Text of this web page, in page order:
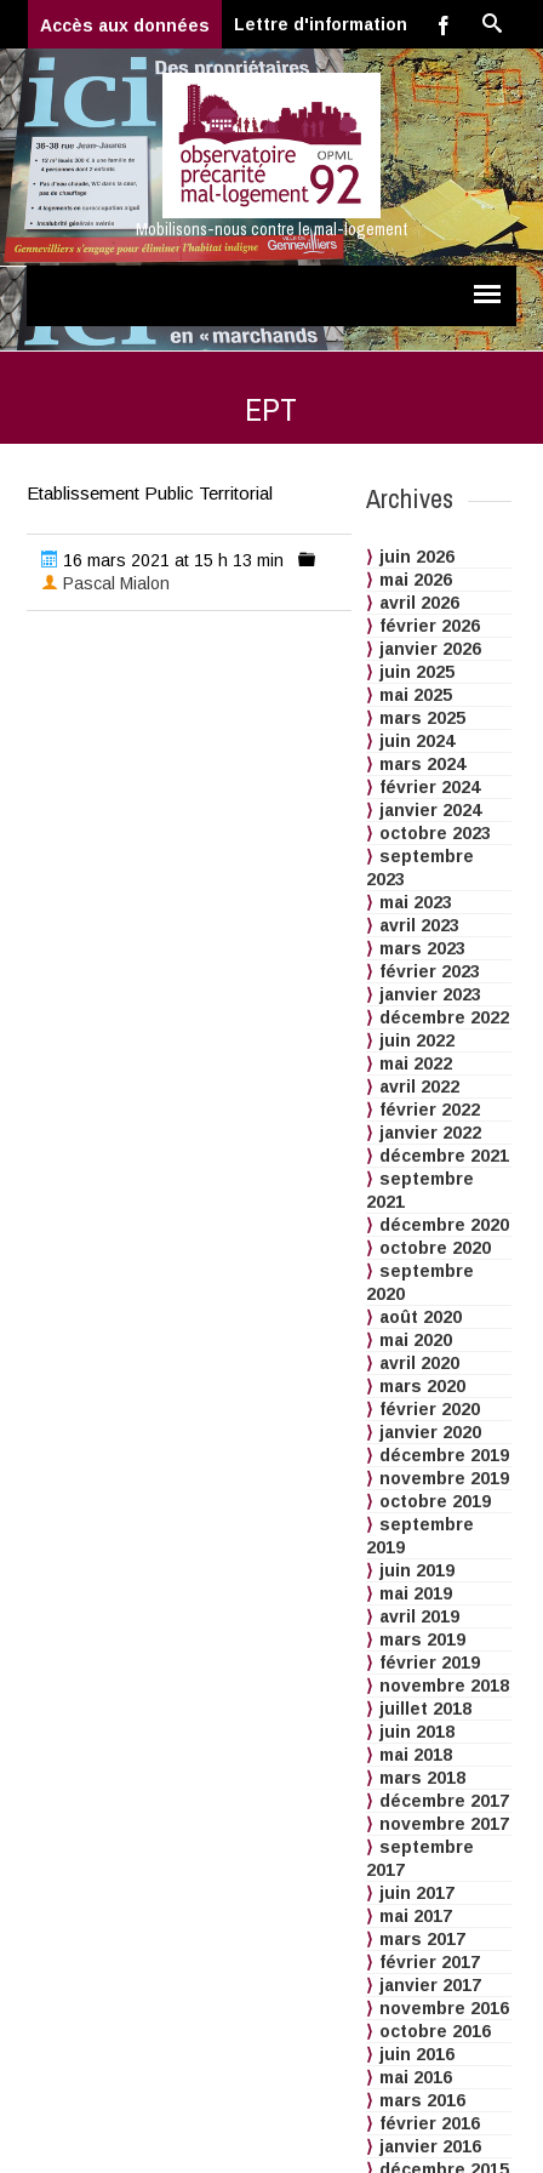
Accès aux données Lettre d'information
Mobilisons-nous contre le mal-logement
EPT
Etablissement Public Territorial
16 mars 2021 at 15 h 13 min
Pascal Mialon
Archives
juin 2026
mai 2026
avril 2026
février 2026
janvier 2026
juin 2025
mai 2025
mars 2025
juin 2024
mars 2024
février 2024
janvier 2024
octobre 2023
septembre
2023
mai 2023
avril 2023
mars 2023
février 2023
janvier 2023
décembre 2022
juin 2022
mai 2022
avril 2022
février 2022
janvier 2022
décembre 2021
septembre
2021
décembre 2020
octobre 2020
septembre
2020
août 2020
mai 2020
avril 2020
mars 2020
février 2020
janvier 2020
décembre 2019
novembre 2019
octobre 2019
septembre
2019
juin 2019
mai 2019
avril 2019
mars 2019
février 2019
novembre 2018
juillet 2018
juin 2018
mai 2018
mars 2018
décembre 2017
novembre 2017
septembre
2017
juin 2017
mai 2017
mars 2017
février 2017
janvier 2017
novembre 2016
octobre 2016
juin 2016
mai 2016
mars 2016
février 2016
janvier 2016